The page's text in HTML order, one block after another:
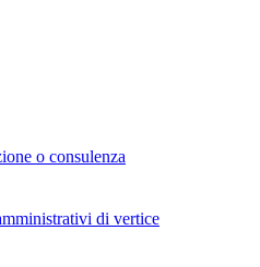
o consulenza
di vertice